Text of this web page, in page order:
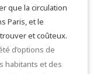
que la circulation
Paris, et le
et coûteux.
d’options de
habitants et des